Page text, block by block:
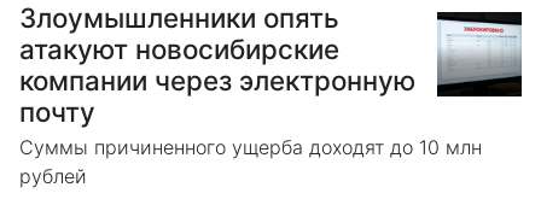
Злоумышленники опять
атакуют новосибирские
компании через электронную
почту
Суммы причиненного ущерба доходят до 10 млн
рублей